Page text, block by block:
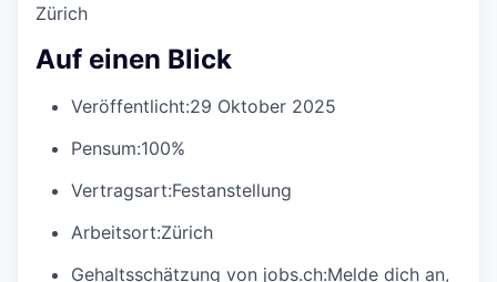
Zürich
Auf einen Blick
Veröffentlicht:29 Oktober 2025
Pensum:100%
Vertragsart:Festanstellung
Arbeitsort:Zürich
Gehaltsschätzung von jobs.ch:Melde dich an,